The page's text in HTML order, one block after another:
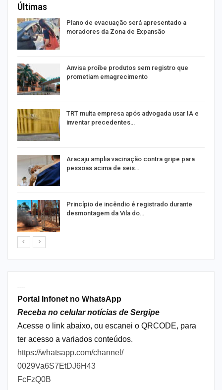
Últimas
Plano de evacuação será apresentado a
moradores da Zona de Expansão
Anvisa proíbe produtos sem registro que
prometiam emagrecimento
TRT multa empresa após advogada usar IA e
inventar precedentes…
Aracaju amplia vacinação contra gripe para
pessoas acima de seis…
Princípio de incêndio é registrado durante
desmontagem da Vila do…
----
Portal Infonet no WhatsApp
Receba no celular notícias de Sergipe
Acesse o link abaixo, ou escanei o QRCODE, para
ter acesso a variados conteúdos.
https://whatsapp.com/channel/
0029Va6S7EtDJ6H43
FcFzQ0B